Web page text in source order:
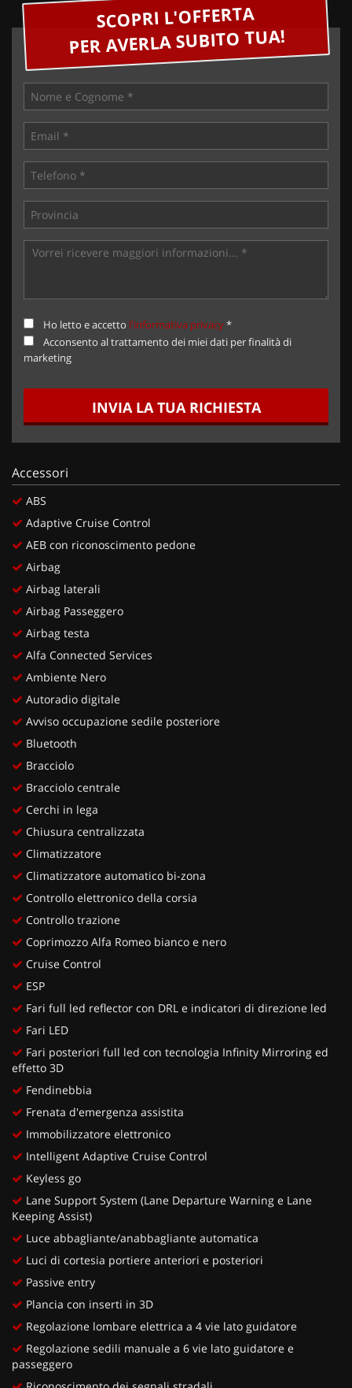
SCOPRI L'OFFERTA
PER AVERLA SUBITO TUA!
Ho letto e accetto l'informativa privacy*
Acconsento al trattamento dei miei dati per finalità di
marketing
INVIA LA TUA RICHIESTA
Accessori
ABS
Adaptive Cruise Control
AEB con riconoscimento pedone
Airbag
Airbag laterali
Airbag Passeggero
Airbag testa
Alfa Connected Services
Ambiente Nero
Autoradio digitale
Avviso occupazione sedile posteriore
Bluetooth
Bracciolo
Bracciolo centrale
Cerchi in lega
Chiusura centralizzata
Climatizzatore
Climatizzatore automatico bi-zona
Controllo elettronico della corsia
Controllo trazione
Coprimozzo Alfa Romeo bianco e nero
Cruise Control
ESP
Fari full led reflector con DRL e indicatori di direzione led
Fari LED
Fari posteriori full led con tecnologia Infinity Mirroring ed
effetto 3D
Fendinebbia
Frenata d'emergenza assistita
Immobilizzatore elettronico
Intelligent Adaptive Cruise Control
Keyless go
Lane Support System (Lane Departure Warning e Lane
Keeping Assist)
Luce abbagliante/anabbagliante automatica
Luci di cortesia portiere anteriori e posteriori
Passive entry
Plancia con inserti in 3D
Regolazione lombare elettrica a 4 vie lato guidatore
Regolazione sedili manuale a 6 vie lato guidatore e
passeggero